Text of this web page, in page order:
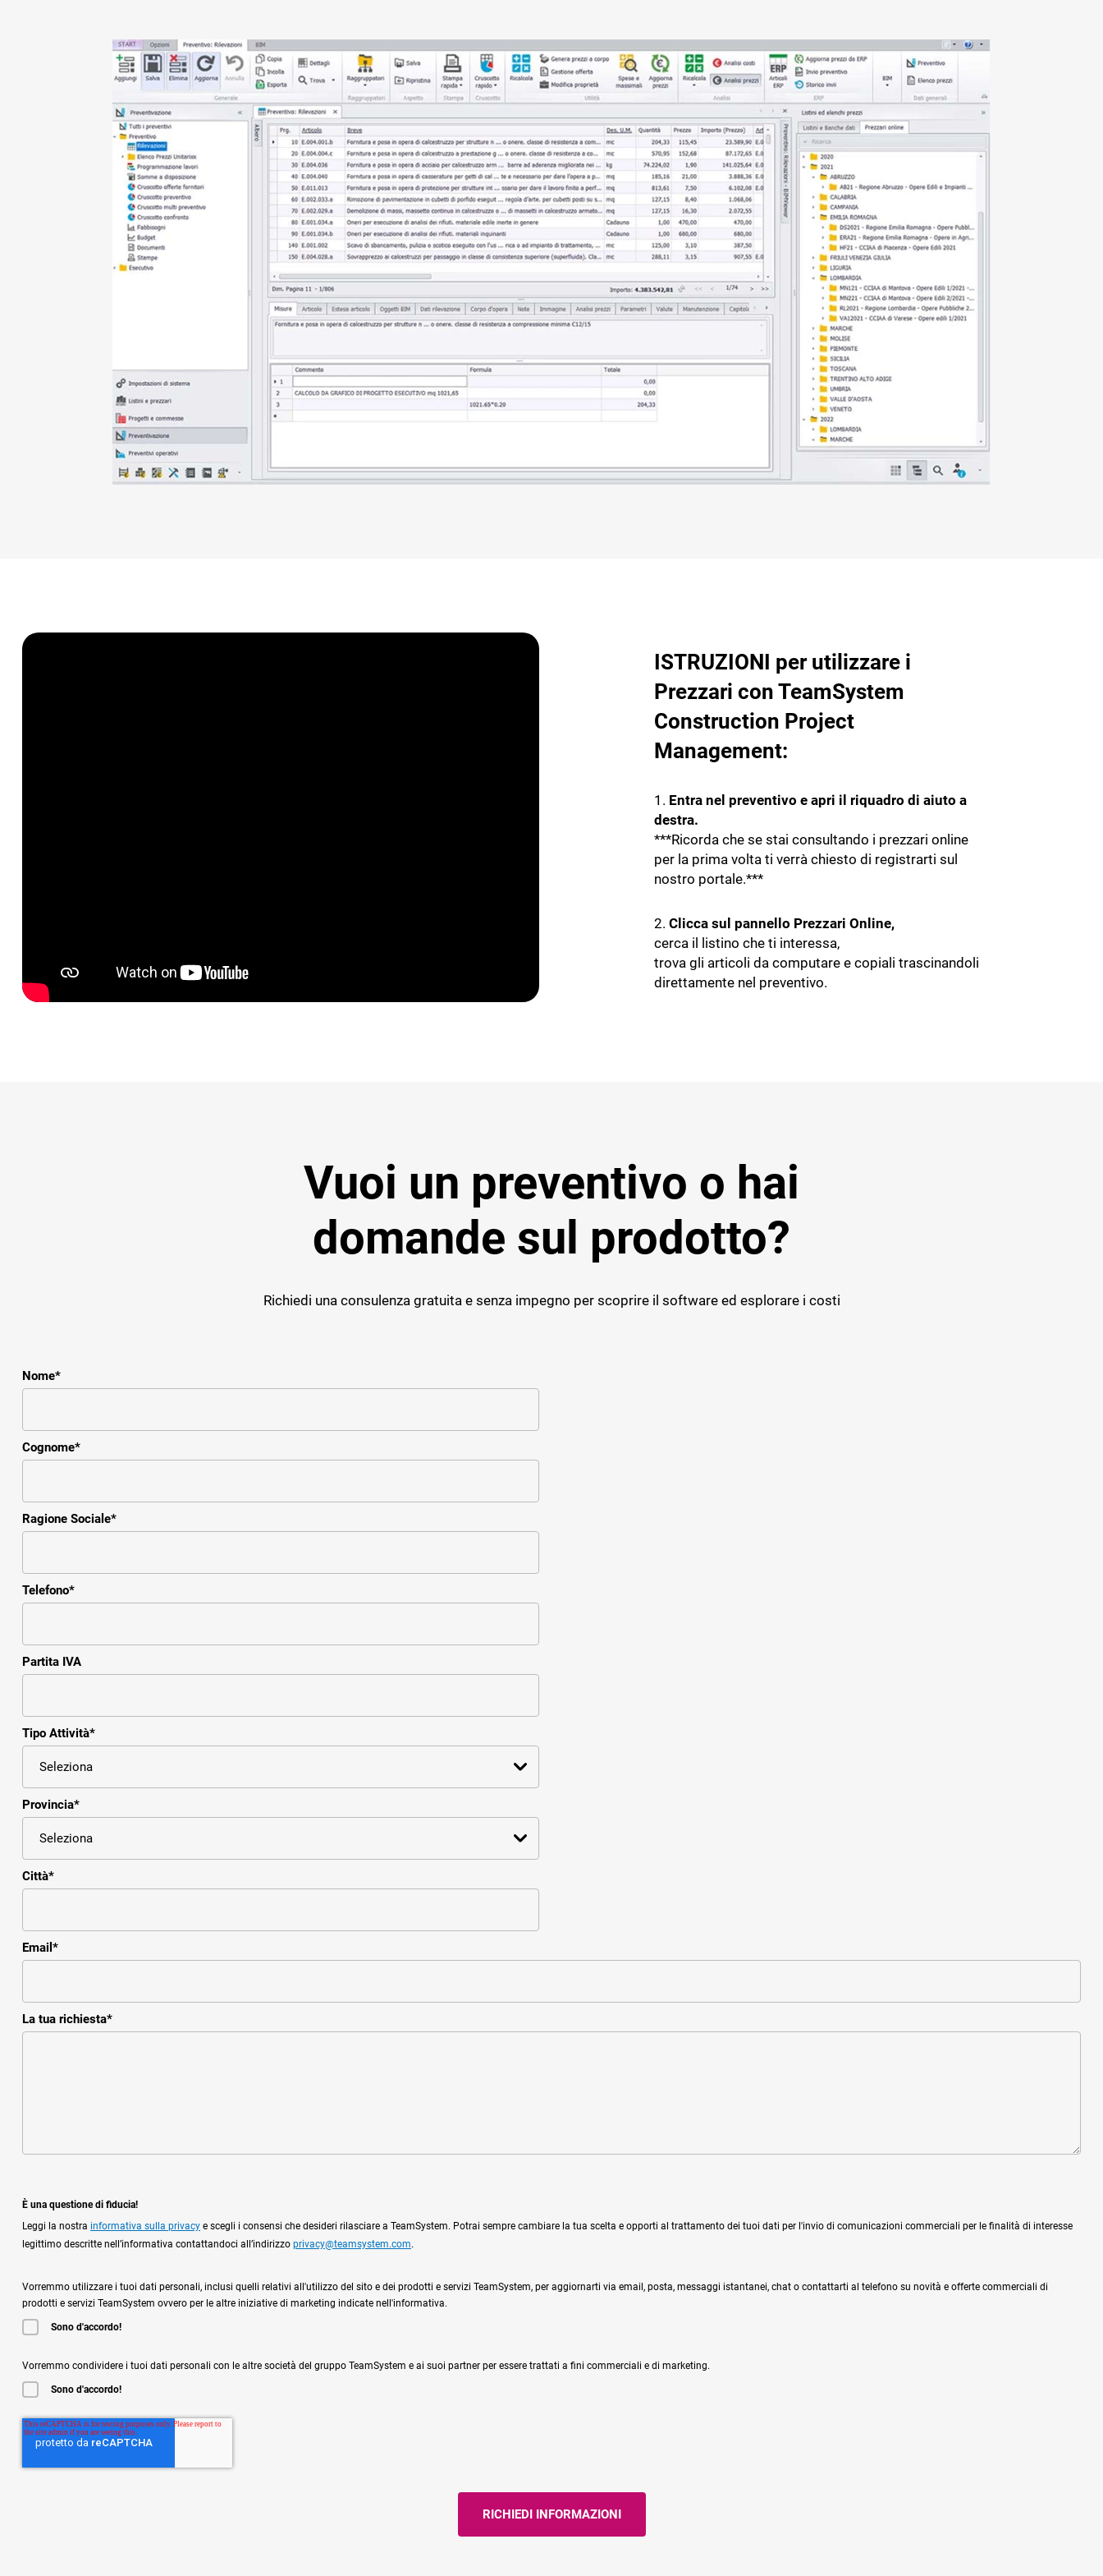
BADGE, ITP E SICUREZZA
TS Safety&Compliance
Sicurezza, compliance e badge digitale
GESTIONALE IMPRESE
IMPIANTISTICHE
BPM Service
Gestionale per il service e assistenza
tecnica dell’impresa impiantistica
Software Facility Management
ALTRI GESTIONALI
Gestione del personale di cantiere
Cybersecurity
Sostenibilità ed efficienza
ISTRUZIONI per utilizzare i
Prezzari con TeamSystem
Construction Project
Management:
1. Entra nel preventivo e apri il riquadro di aiuto a
destra.
***Ricorda che se stai consultando i prezzari online
per la prima volta ti verrà chiesto di registrarti sul
nostro portale.***
2. Clicca sul pannello Prezzari Online,
cerca il listino che ti interessa,
trova gli articoli da computare e copiali trascinandoli
direttamente nel preventivo.
Vuoi un preventivo o hai
domande sul prodotto?
Richiedi una consulenza gratuita e senza impegno per scoprire il software ed esplorare i costi
Nome*
Cognome*
Ragione Sociale*
Telefono*
Partita IVA
Tipo Attività*
Provincia*
Città*
Email *
La tua richiesta*
È una questione di fiducia!
Leggi la nostra informativa sulla privacy e scegli i consensi che desideri rilasciare a TeamSystem. Potrai sempre cambiare la tua scelta e opporti al trattamento dei tuoi dati per l'invio di comunicazioni commerciali per le finalità di interesse
legittimo descritte nell’informativa contattandoci all’indirizzo privacy@teamsystem.com.
Vorremmo utilizzare i tuoi dati personali, inclusi quelli relativi all'utilizzo del sito e dei prodotti e servizi TeamSystem, per aggiornarti via email, posta, messaggi istantanei, chat o contattarti al telefono su novità e offerte commerciali di
prodotti e servizi TeamSystem ovvero per le altre iniziative di marketing indicate nell'informativa.
Sono d'accordo!
Vorremmo condividere i tuoi dati personali con le altre società del gruppo TeamSystem e ai suoi partner per essere trattati a fini commerciali e di marketing.
Sono d'accordo!